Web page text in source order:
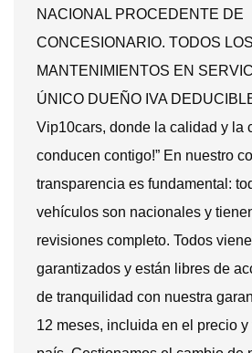
NACIONAL PROCEDENTE DE
CONCESIONARIO. TODOS LOS
MANTENIMIENTOS EN
ÚNICO DUEÑO IVA
Vip10cars, donde la calidad y la
conducen contigo!” En nuestro
transparencia es fundamental:
vehículos son nacionales y
revisiones completo. Todos
garantizados y están libres de
de tranquilidad con nuestra
12 meses, incluida en el precio y